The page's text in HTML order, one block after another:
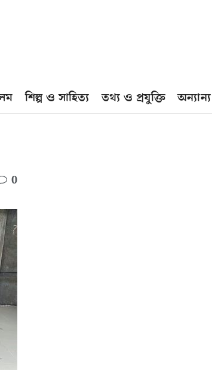
শিল্প ও সাহিত্য তথ্য ও প্রযুক্তি অন্যান্য
0